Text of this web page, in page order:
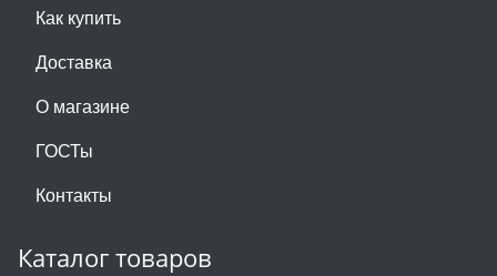
Как купить
Доставка
О магазине
ГОСТы
Контакты
Каталог товаров